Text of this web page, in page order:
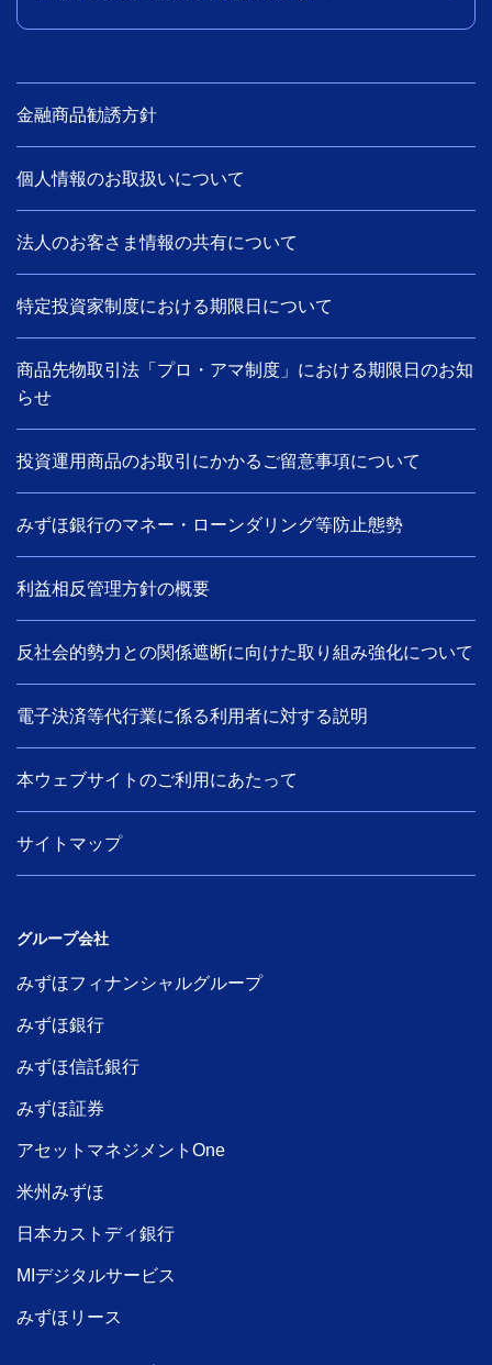
金融商品勧誘方針
個人情報のお取扱いについて
法人のお客さま情報の共有について
特定投資家制度における期限日について
商品先物取引法「プロ・アマ制度」における期限日のお知
らせ
投資運用商品のお取引にかかるご留意事項について
みずほ銀行のマネー・ローンダリング等防止態勢
利益相反管理方針の概要
反社会的勢力との関係遮断に向けた取り組み強化について
電子決済等代行業に係る利用者に対する説明
本ウェブサイトのご利用にあたって
サイトマップ
グループ会社
みずほフィナンシャルグループ
みずほ銀行
みずほ信託銀行
みずほ証券
アセットマネジメントOne
米州みずほ
日本カストディ銀行
MIデジタルサービス
みずほリース